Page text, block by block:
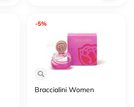
-5%
Braccialini Women